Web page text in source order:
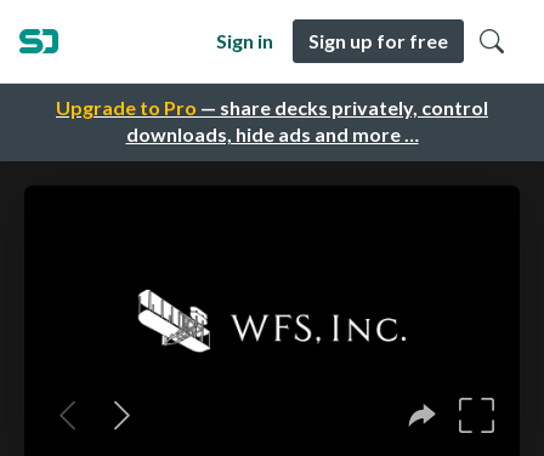
Upgrade to Pro — share decks privately, control
downloads, hide ads and more …
Sign in Sign up for free